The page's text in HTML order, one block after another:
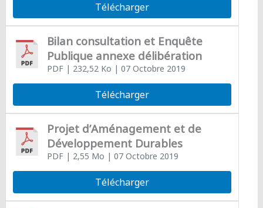
Télécharger
Bilan consultation et Enquête
Publique annexe délibération
PDF| 232,52 Ko | 07 Octobre 2019
Télécharger
Projet d’Aménagement et de
Développement Durables
PDF| 2,55 Mo | 07 Octobre 2019
Télécharger